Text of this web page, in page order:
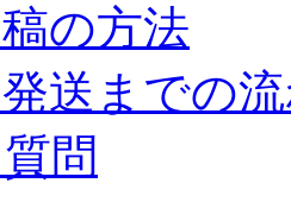
の方法
送までの
問